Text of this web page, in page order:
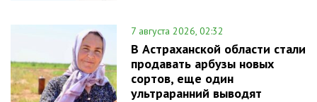
7 августа 2026, 02:32
В Астраханской области стали
продавать арбузы новых
сортов, еще один
ультраранний выводят